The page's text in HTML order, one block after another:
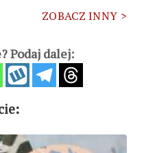
ZOBACZ INNY >
Podaj dalej: